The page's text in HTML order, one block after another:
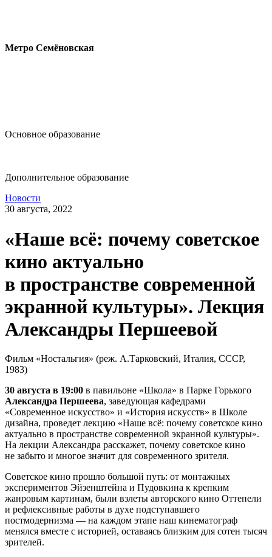
Метро Семёновская
Основное образование
Дополнительное образование
Новости
30 августа, 2022
«Наше всё: почему советское
кино актуально
в пространстве современной
экранной культуры». Лекция
Александры Першеевой
Фильм «Ностальгия» (реж. А.Тарковский, Италия, СССР,
1983)
30 августа в 19:00 в павильоне «Школа» в Парке Горького
Александра Першеева, заведующая кафедрами
«Современное искусство» и «История искусств» в Школе
дизайна, проведет лекцию «Наше всё: почему советское кино
актуально в пространстве современной экранной культуры».
На лекции Александра расскажет, почему советское кино
не забыто и многое значит для современного зрителя.
Советское кино прошло большой путь: от монтажных
экспериментов Эйзенштейна и Пудовкина к крепким
жанровым картинам, были взлеты авторского кино Оттепели
и рефлексивные работы в духе подступавшего
постмодернизма — на каждом этапе наш кинематограф
менялся вместе с историей, оставаясь близким для сотен тысяч
зрителей.